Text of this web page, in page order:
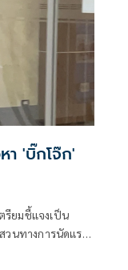
า 'บิ๊กโจ๊ก'
ยมชี้แจงเป็น
นทางการนัดแรก